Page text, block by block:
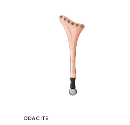
ODACITE